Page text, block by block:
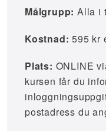
Målgrupp: Alla i
Kostnad: 595 kr
Plats: ONLINE
kursen får du
postadress du